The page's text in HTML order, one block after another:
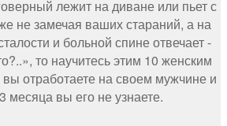
лежит на диване или пьет с
не замечая ваших стараний, а на
и больной спине отвечает -
то научитесь этим 10 женским
отработаете на своем мужчине и
месяца вы его не узнаете.